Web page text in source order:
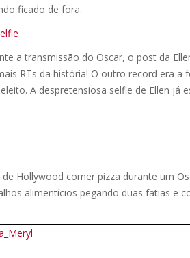
ficado de fora.
a transmissão do Oscar, o post da
RTs da história! O outro record era a
A despretensiosa selfie de Ellen já
Hollywood comer pizza durante um
alimentícios pegando duas fatias e